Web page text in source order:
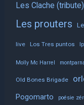
Les Clache (tribute)
Les prouters
live Los Tres puntos
Molly Mc Harrel
Old Bones Brigade
Pogomarto poésie